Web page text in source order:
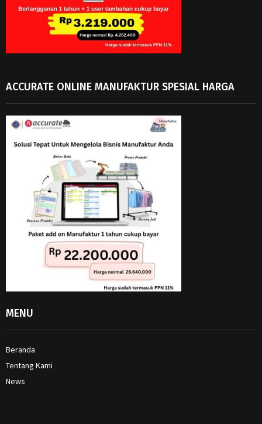
ACCURATE ONLINE MANUFAKTUR SPESIAL HARGA
MENU
Beranda
Tentang Kami
News